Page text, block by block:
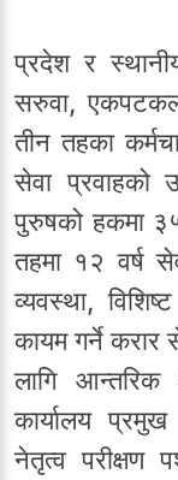
प्रदेश र
सरुवा,
तीन तहका
सेवा प्रवाहको
पुरुषको हकमा
तहमा १२ वर्ष
व्यवस्था,
कायम गर्ने करार
लागि आन्तरिक
कार्यालय
नेतृत्व परीक्षण